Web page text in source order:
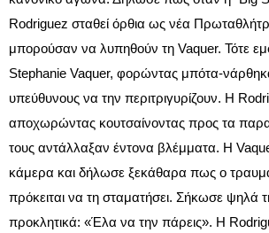
Rodriguez σταθεί όρθια ως νέα
μπορούσαν να λυπηθούν τη Vaquer. Τότε
Stephanie Vaquer, φορώντας μπότα-
υπεύθυνους να την περιτριγυρίζουν. Η
αποχωρώντας κουτσαίνοντας προς τα
τους αντάλλαξαν έντονα βλέμματα. Η
κάμερα και δήλωσε ξεκάθαρα πως ο
πρόκειται να τη σταματήσει. Σήκωσε ψηλά
προκλητικά: «Έλα να την πάρεις». Η